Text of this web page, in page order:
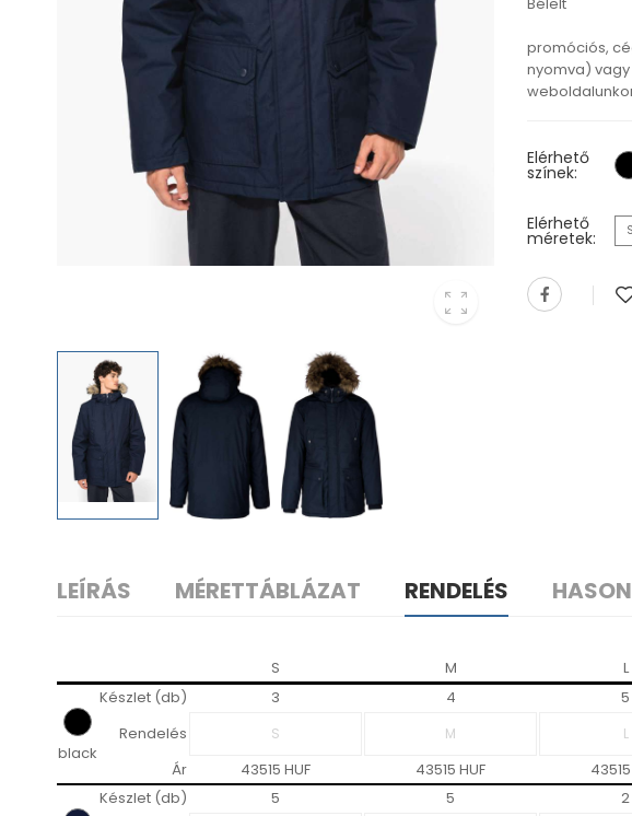
Bélelt
promóciós,
nyomva)
Elérhető
színek:
Elérhető
méretek: S
LEÍRÁS MÉRETTÁBLÁZAT RENDELÉS
S M L
black
Készlet (db) 3 4 5
Rendelés
Ár
43515 HUF 43515 HUF
Készlet (db) 5 5 2